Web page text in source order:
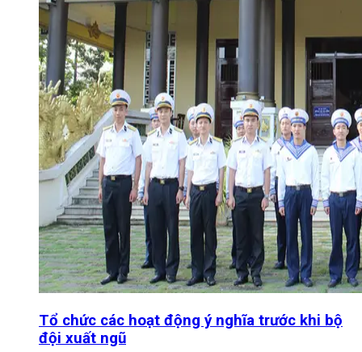
Tổ chức các hoạt động ý nghĩa trước khi bộ
đội xuất ngũ